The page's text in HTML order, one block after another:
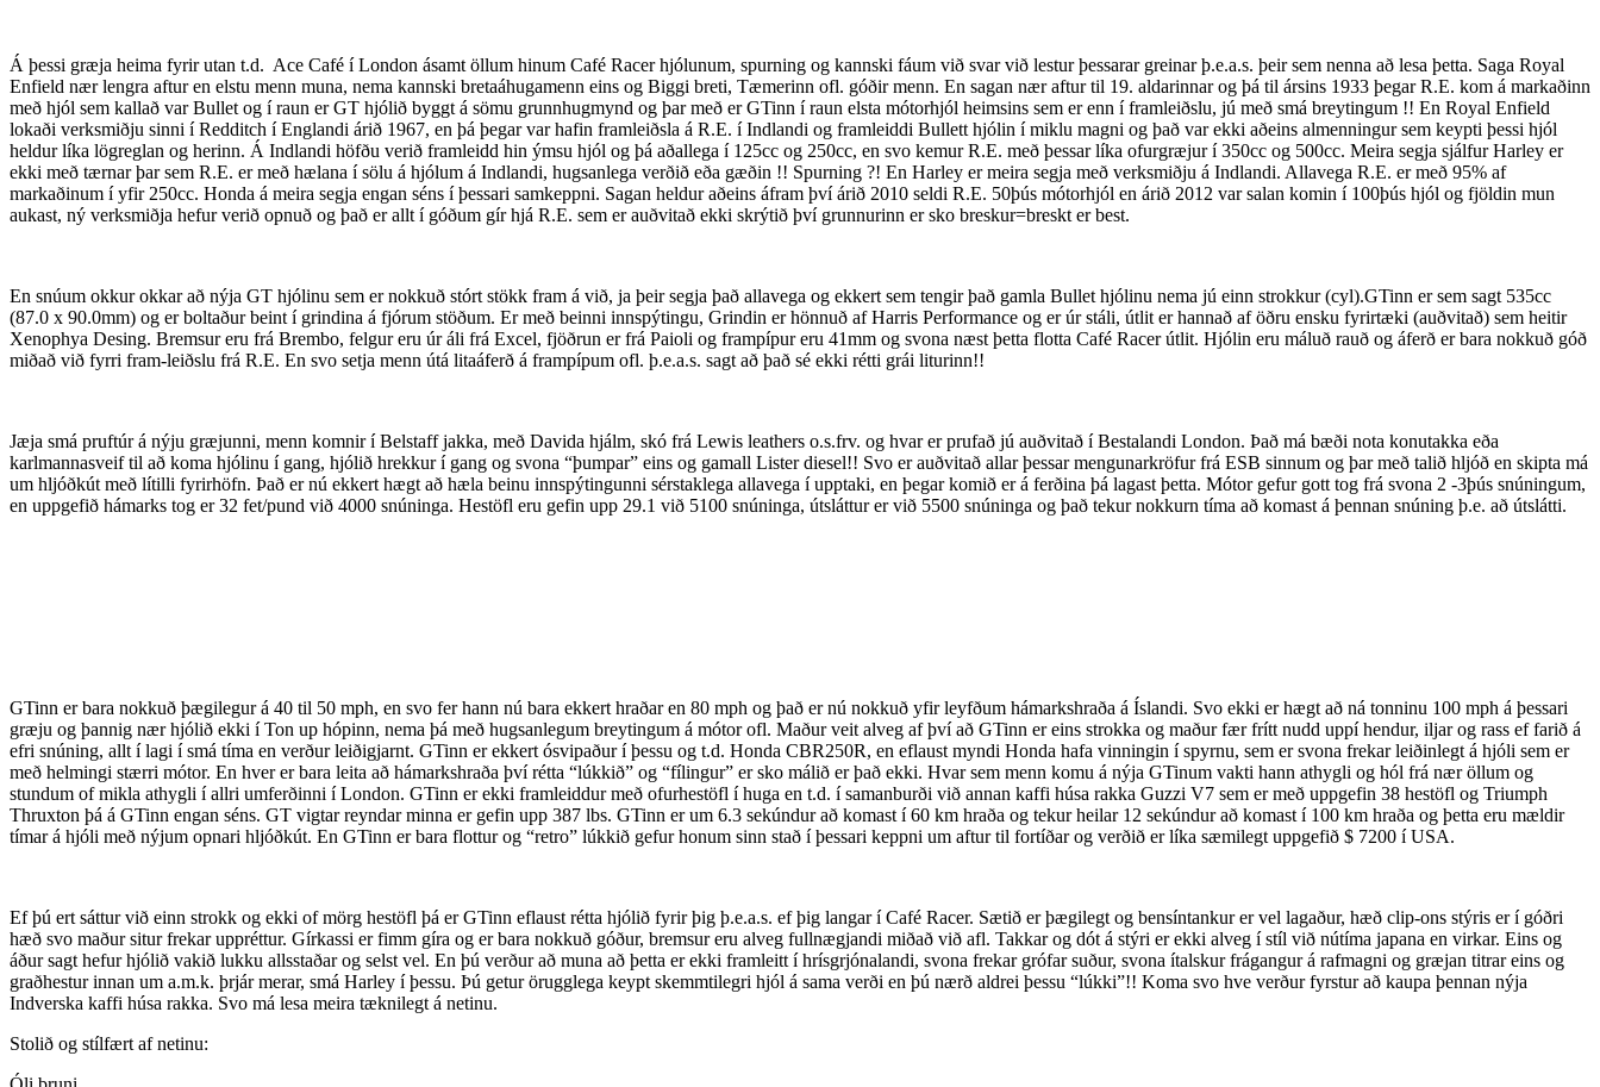
Á þessi græja heima fyrir utan t.d. Ace Café í London ásamt öllum hinum Café Racer hjólunum, spurning og kannski fáum við svar við lestur þessarar greinar þ.e.a.s. þeir sem nenna að lesa þetta. Saga Royal
Enfield nær lengra aftur en elstu menn muna, nema kannski bretaáhugamenn eins og Biggi breti, Tæmerinn ofl. góðir menn. En sagan nær aftur til 19. aldarinnar og þá til ársins 1933 þegar R.E. kom á markaðinn
með hjól sem kallað var Bullet og í raun er GT hjólið byggt á sömu grunnhugmynd og þar með er GTinn í raun elsta mótorhjól heimsins sem er enn í framleiðslu, jú með smá breytingum !! En Royal Enfield
lokaði verksmiðju sinni í Redditch í Englandi árið 1967, en þá þegar var hafin framleiðsla á R.E. í Indlandi og framleiddi Bullett hjólin í miklu magni og það var ekki aðeins almenningur sem keypti þessi hjól
heldur líka lögreglan og herinn. Á Indlandi höfðu verið framleidd hin ýmsu hjól og þá aðallega í 125cc og 250cc, en svo kemur R.E. með þessar líka ofurgræjur í 350cc og 500cc. Meira segja sjálfur Harley er
ekki með tærnar þar sem R.E. er með hælana í sölu á hjólum á Indlandi, hugsanlega verðið eða gæðin !! Spurning ?! En Harley er meira segja með verksmiðju á Indlandi. Allavega R.E. er með 95% af
markaðinum í yfir 250cc. Honda á meira segja engan séns í þessari samkeppni. Sagan heldur aðeins áfram því árið 2010 seldi R.E. 50þús mótorhjól en árið 2012 var salan komin í 100þús hjól og fjöldin mun
aukast, ný verksmiðja hefur verið opnuð og það er allt í góðum gír hjá R.E. sem er auðvitað ekki skrýtið því grunnurinn er sko breskur=breskt er best.
En snúum okkur okkar að nýja GT hjólinu sem er nokkuð stórt stökk fram á við, ja þeir segja það allavega og ekkert sem tengir það gamla Bullet hjólinu nema jú einn strokkur (cyl).GTinn er sem sagt 535cc
(87.0 x 90.0mm) og er boltaður beint í grindina á fjórum stöðum. Er með beinni innspýtingu, Grindin er hönnuð af Harris Performance og er úr stáli, útlit er hannað af öðru ensku fyrirtæki (auðvitað) sem heitir
Xenophya Desing. Bremsur eru frá Brembo, felgur eru úr áli frá Excel, fjöðrun er frá Paioli og frampípur eru 41mm og svona næst þetta flotta Café Racer útlit. Hjólin eru máluð rauð og áferð er bara nokkuð góð
miðað við fyrri fram-leiðslu frá R.E. En svo setja menn útá litaáferð á frampípum ofl. þ.e.a.s. sagt að það sé ekki rétti grái liturinn!!
Jæja smá pruftúr á nýju græjunni, menn komnir í Belstaff jakka, með Davida hjálm, skó frá Lewis leathers o.s.frv. og hvar er prufað jú auðvitað í Bestalandi London. Það má bæði nota konutakka eða
karlmannasveif til að koma hjólinu í gang, hjólið hrekkur í gang og svona “þumpar” eins og gamall Lister diesel!! Svo er auðvitað allar þessar mengunarkröfur frá ESB sinnum og þar með talið hljóð en skipta má
um hljóðkút með lítilli fyrirhöfn. Það er nú ekkert hægt að hæla beinu innspýtingunni sérstaklega allavega í upptaki, en þegar komið er á ferðina þá lagast þetta. Mótor gefur gott tog frá svona 2 -3þús snúningum,
en uppgefið hámarks tog er 32 fet/pund við 4000 snúninga. Hestöfl eru gefin upp 29.1 við 5100 snúninga, útsláttur er við 5500 snúninga og það tekur nokkurn tíma að komast á þennan snúning þ.e. að útslátti.
GTinn er bara nokkuð þægilegur á 40 til 50 mph, en svo fer hann nú bara ekkert hraðar en 80 mph og það er nú nokkuð yfir leyfðum hámarkshraða á Íslandi. Svo ekki er hægt að ná tonninu 100 mph á þessari
græju og þannig nær hjólið ekki í Ton up hópinn, nema þá með hugsanlegum breytingum á mótor ofl. Maður veit alveg af því að GTinn er eins strokka og maður fær frítt nudd uppí hendur, iljar og rass ef farið á
efri snúning, allt í lagi í smá tíma en verður leiðigjarnt. GTinn er ekkert ósvipaður í þessu og t.d. Honda CBR250R, en eflaust myndi Honda hafa vinningin í spyrnu, sem er svona frekar leiðinlegt á hjóli sem er
með helmingi stærri mótor. En hver er bara leita að hámarkshraða því rétta “lúkkið” og “fílingur” er sko málið er það ekki. Hvar sem menn komu á nýja GTinum vakti hann athygli og hól frá nær öllum og
stundum of mikla athygli í allri umferðinni í London. GTinn er ekki framleiddur með ofurhestöfl í huga en t.d. í samanburði við annan kaffi húsa rakka Guzzi V7 sem er með uppgefin 38 hestöfl og Triumph
Thruxton þá á GTinn engan séns. GT vigtar reyndar minna er gefin upp 387 lbs. GTinn er um 6.3 sekúndur að komast í 60 km hraða og tekur heilar 12 sekúndur að komast í 100 km hraða og þetta eru mældir
tímar á hjóli með nýjum opnari hljóðkút. En GTinn er bara flottur og “retro” lúkkið gefur honum sinn stað í þessari keppni um aftur til fortíðar og verðið er líka sæmilegt uppgefið $ 7200 í USA.
Ef þú ert sáttur við einn strokk og ekki of mörg hestöfl þá er GTinn eflaust rétta hjólið fyrir þig þ.e.a.s. ef þig langar í Café Racer. Sætið er þægilegt og bensíntankur er vel lagaður, hæð clip-ons stýris er í góðri
hæð svo maður situr frekar uppréttur. Gírkassi er fimm gíra og er bara nokkuð góður, bremsur eru alveg fullnægjandi miðað við afl. Takkar og dót á stýri er ekki alveg í stíl við nútíma japana en virkar. Eins og
áður sagt hefur hjólið vakið lukku allsstaðar og selst vel. En þú verður að muna að þetta er ekki framleitt í hrísgrjónalandi, svona frekar grófar suður, svona ítalskur frágangur á rafmagni og græjan titrar eins og
graðhestur innan um a.m.k. þrjár merar, smá Harley í þessu. Þú getur örugglega keypt skemmtilegri hjól á sama verði en þú nærð aldrei þessu “lúkki”!! Koma svo hve verður fyrstur að kaupa þennan nýja
Indverska kaffi húsa rakka. Svo má lesa meira tæknilegt á netinu.
Stolið og stílfært af netinu: